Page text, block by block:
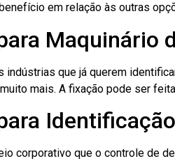
em relação às outras
Maquinário
indústrias que já querem
mais. A fixação pode ser
corporativo que o controle de